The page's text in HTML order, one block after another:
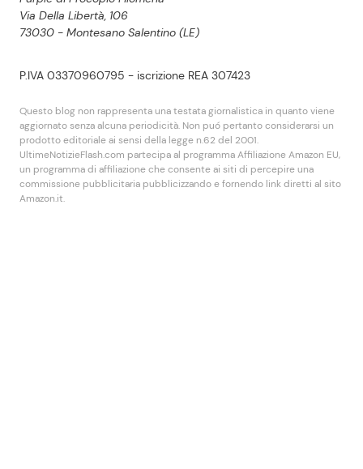
Via Della Libertà, 106
73030 - Montesano Salentino (LE)
P.IVA 03370960795 - iscrizione REA 307423
Questo blog non rappresenta una testata giornalistica in quanto viene
aggiornato senza alcuna periodicità. Non puó pertanto considerarsi un
prodotto editoriale ai sensi della legge n.62 del 2001.
UltimeNotizieFlash.com partecipa al programma Affiliazione Amazon EU,
un programma di affiliazione che consente ai siti di percepire una
commissione pubblicitaria pubblicizzando e fornendo link diretti al sito
Amazon.it.